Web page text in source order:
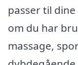
passer til
om du har
massage,